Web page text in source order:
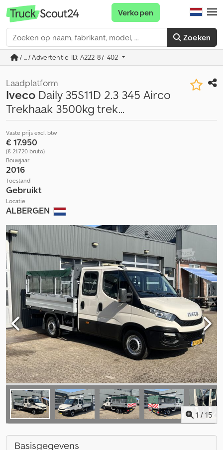
Zoeken
Verkopen
/ ... / Advertentie-ID: A222-87-402
Laadplatform
Iveco Daily 35S11D 2.3 345 Airco
Trekhaak 3500kg trek...
Vaste prijs excl. btw
€ 17.950
(€ 21.720 bruto)
Bouwjaar
2016
Toestand
Gebruikt
Locatie
ALBERGEN
1 / 15
Basisgegevens